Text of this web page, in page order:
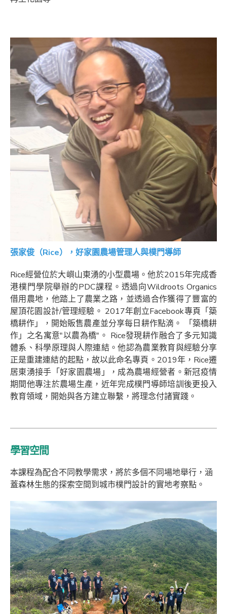
張家俊（Rice），好家園農場管理人與樸門導師
Rice經營位於大嶼山東湧的小型農場。他於2015年完成香
港樸門學院舉辦的PDC課程。透過向Wildroots Organics
借用農地，他踏上了農業之路，並透過合作獲得了豐富的
屋頂花園設計/管理經驗。 2017年創立Facebook專頁「築
橋耕作」，開始販售農產並分享每日耕作點滴。 「築橋耕
作」之名寓意"以農為橋"。 Rice發現耕作融合了多元知識
體系、科學原理與人際連結。他認為農業教育與經驗分享
正是重建連結的起點，故以此命名專頁。2019年，Rice遷
居東湧接手「好家園農場」，成為農場經營者。新冠疫情
期間他專注於農場生產，近年完成樸門導師培訓後更投入
教育領域，開始與各方建立聯繫，將理念付諸實踐。
學習空間
本課程為配合不同教學需求，將於多個不同場地舉行，涵
蓋森林生態的探索空間到城市樸門設計的實地考察點。